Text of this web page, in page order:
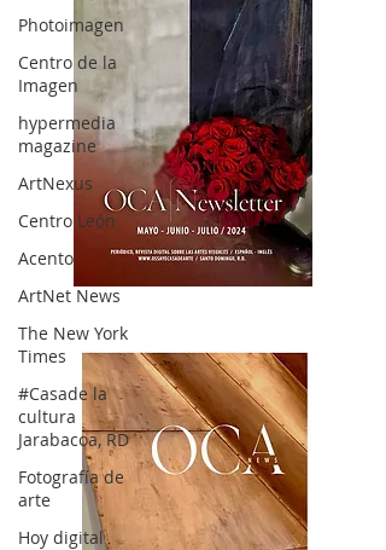
Photoimagen
Centro de la
Imagen
hypermedia
magazine
ArtNexus
Centro León
Acento
ArtNet News
The New York
Times
#Casade la
cultura
Jarabacoa, RD
Fotografía de
arte
Hoy digital
OCA|News 32/ Mayo-Junio-Julio, 2023